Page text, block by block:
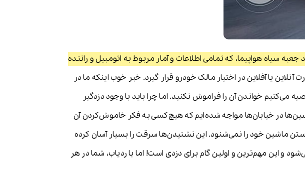
سیاه هواپیما، که تمامی اطلاعات و آمار مربوط به اتومبیل و راننده
آنلاین یا آفلاین در اختیار مالک خودرو قرار گیرد. خبر خوب اینکه ما در
می‌کنیم خواندن آن را فراموش نکنید. اما چرا باید با وجود دزدگیر
در خیابان‌ها مواجه شده‌ایم که هیچ‌کسی به فکر خاموش‌کردن آن
ماشین خود را نمی‌شنود. این نشنیدن‌ها سرقت را بسیار آسان کرده
و این مهم‌ترین و اولین گام برای دزدی است! اما با ردیاب، شما در هر